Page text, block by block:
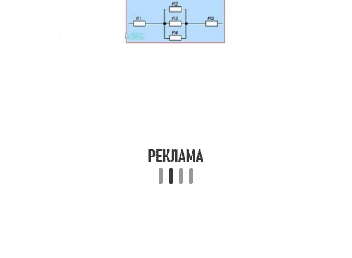
Провода в квартире Работы в квартире